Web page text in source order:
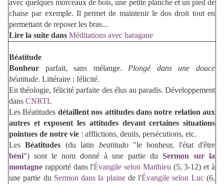
avec quelques morceaux de bois, une petite planche et un pied de
chaise par exemple. Il permet de maintenir le dos droit tout en
permettant de reposer les bras...
Lire la suite dans Méditations avec baragane
Béatitude
Bonheur parfait, sans mélange. Plongé dans une douce
béatitude. Littéraire : félicité.
En théologie, félicité parfaite des élus au paradis. Développement
dans CNRTL
Les Béatitudes détaillent nos attitudes dans notre relation aux
autres et exposent les attitudes devant certaines situations
pointues de notre vie : afflictions, deuils, persécutions, etc.
LesBéatitudes (du latin beatitudo"le bonheur, l'état d'être
béni") sont le nom donné à une partie du Sermon sur la
montagne rapporté dans l'Évangile selon Matthieu (5, 3-12) et à
une partie du Sermon dans la plainede l'Évangile selon Luc(6,